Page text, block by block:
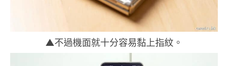
▲不過機面就十分容易黏上指紋。